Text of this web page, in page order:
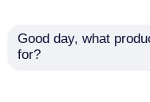
शंकु बेलन बेयरिंग
डबल पंक्ति सिलेंडर रोलर
Good day, what
for?